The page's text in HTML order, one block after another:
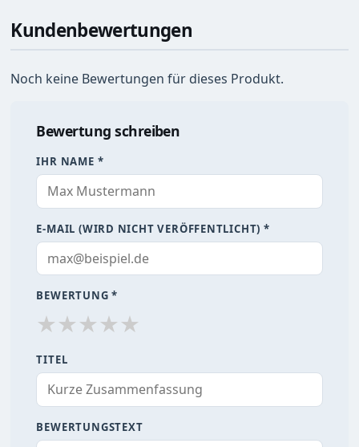
Kundenbewertungen
Noch keine Bewertungen für dieses Produkt.
Bewertung schreiben
IHR NAME *
E-MAIL (WIRD NICHT VERÖFFENTLICHT) *
BEWERTUNG *
★★★★★
TITEL
BEWERTUNGSTEXT